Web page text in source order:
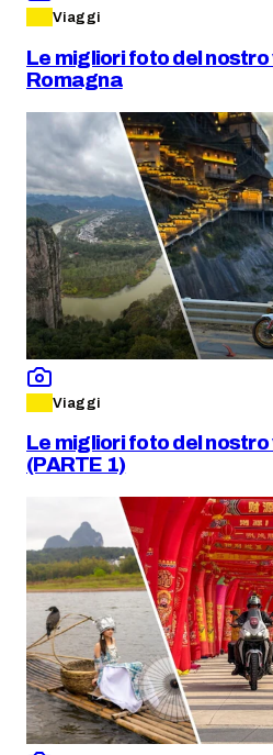
Viaggi
Le migliori foto del
Romagna
Viaggi
Le migliori foto del
(PARTE 1)